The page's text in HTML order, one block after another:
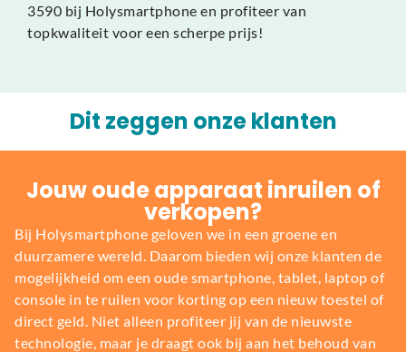
3590 bij Holysmartphone en profiteer van
topkwaliteit voor een scherpe prijs!
Dit zeggen onze klanten
Jouw oude apparaat inruilen of
verkopen?
Bij Holysmartphone geloven we in een groene en
duurzamere wereld. Daarom bieden wij onze klanten de
mogelijkheid om een oude smartphone, tablet, laptop of
console in te ruilen voor korting op een nieuw toestel of
direct geld. Niet alleen profiteer jij van de nieuwste
technologie, maar je draagt ook bij aan het behoud van